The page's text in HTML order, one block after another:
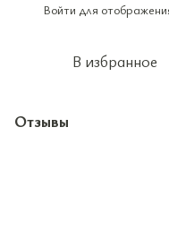
Войти для
В избранное
Отзывы